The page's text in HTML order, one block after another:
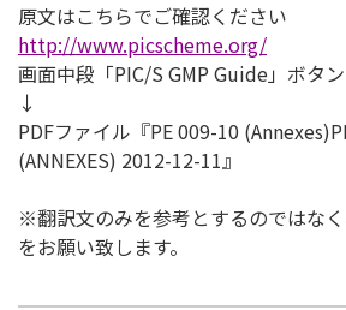
原文はこちらでご確認ください
http://www.picscheme.org/
画面中段「PIC/S GMP Guide」ボタン
↓
PDFファイル『PE 009-10
(ANNEXES) 2012-12-11』
※翻訳文のみを参考とするのではな
をお願い致します。